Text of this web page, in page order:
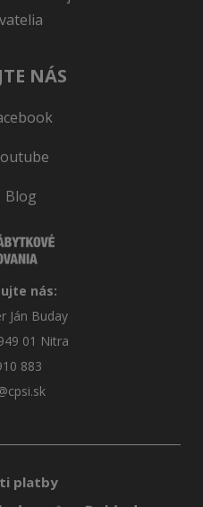
NÁS
Blog
nás:
Ján Buday
01 Nitra
883
platby